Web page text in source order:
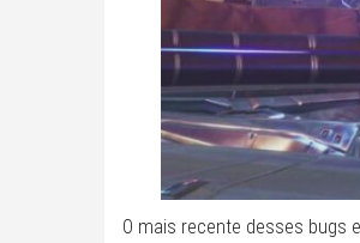
O mais recente desses bugs